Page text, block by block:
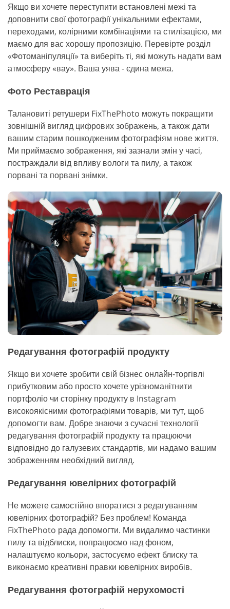
Якщо ви хочете переступити встановлені межі та
доповнити свої фотографії унікальними ефектами,
переходами, колірними комбінаціями та стилізацією, ми
маємо для вас хорошу пропозицію. Перевірте розділ
«Фотоманіпуляції» та виберіть ті, які можуть надати вам
атмосферу «вау». Ваша уява - єдина межа.
Фото Реставрація
Талановиті ретушери FixThePhoto можуть покращити
зовнішній вигляд цифрових зображень, а також дати
вашим старим пошкодженим фотографіям нове життя.
Ми приймаємо зображення, які зазнали змін у часі,
постраждали від впливу вологи та пилу, а також
порвані та порвані знімки.
Редагування фотографій продукту
Якщо ви хочете зробити свій бізнес онлайн-торгівлі
прибутковим або просто хочете урізноманітнити
портфоліо чи сторінку продукту в Instagram
високоякісними фотографіями товарів, ми тут, щоб
допомогти вам. Добре знаючи з сучасні технології
редагування фотографій продукту та працюючи
відповідно до галузевих стандартів, ми надамо вашим
зображенням необхідний вигляд.
Редагування ювелірних фотографій
Не можете самостійно впоратися з редагуванням
ювелірних фотографій? Без проблем! Команда
FixThePhoto рада допомогти. Ми видалимо частинки
пилу та відблиски, попрацюємо над фоном,
налаштуємо кольори, застосуємо ефект блиску та
виконаємо креативні правки ювелірних виробів.
Редагування фотографій нерухомості